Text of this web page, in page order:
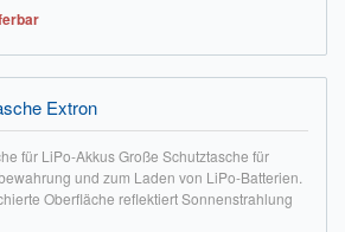
Extron
für LiPo-Akkus Große Schutztasche für
und zum Laden von LiPo-Batterien.
Oberfläche reflektiert Sonnenstrahlung